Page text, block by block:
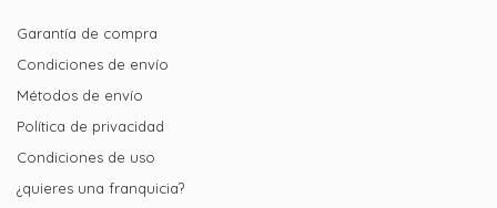
Garantía de compra
Condiciones de envío
Métodos de envío
Política de privacidad
Condiciones de uso
¿quieres una franquicia?